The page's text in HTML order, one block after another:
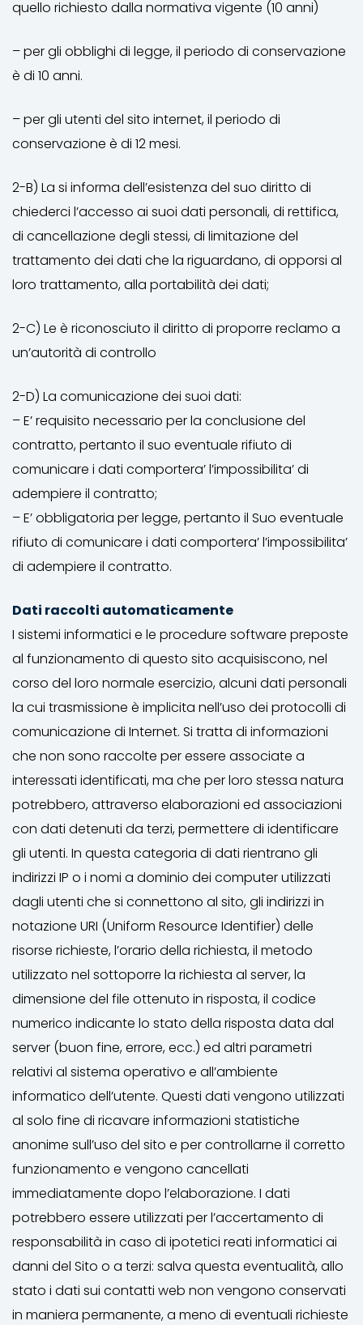
quello richiesto dalla normativa vigente (10 anni)
– per gli obblighi di legge, il periodo di conservazione
è di 10 anni.
– per gli utenti del sito internet, il periodo di
conservazione è di 12 mesi.
2-B) La si informa dell’esistenza del suo diritto di
chiederci l’accesso ai suoi dati personali, di rettifica,
di cancellazione degli stessi, di limitazione del
trattamento dei dati che la riguardano, di opporsi al
loro trattamento, alla portabilità dei dati;
2-C) Le è riconosciuto il diritto di proporre reclamo a
un’autorità di controllo
2-D) La comunicazione dei suoi dati:
– E’ requisito necessario per la conclusione del
contratto, pertanto il suo eventuale rifiuto di
comunicare i dati comportera’ l’impossibilita’ di
adempiere il contratto;
– E’ obbligatoria per legge, pertanto il Suo eventuale
rifiuto di comunicare i dati comportera’ l’impossibilita’
di adempiere il contratto.
Dati raccolti automaticamente
I sistemi informatici e le procedure software preposte
al funzionamento di questo sito acquisiscono, nel
corso del loro normale esercizio, alcuni dati personali
la cui trasmissione è implicita nell’uso dei protocolli di
comunicazione di Internet. Si tratta di informazioni
che non sono raccolte per essere associate a
interessati identificati, ma che per loro stessa natura
potrebbero, attraverso elaborazioni ed associazioni
con dati detenuti da terzi, permettere di identificare
gli utenti. In questa categoria di dati rientrano gli
indirizzi IP o i nomi a dominio dei computer utilizzati
dagli utenti che si connettono al sito, gli indirizzi in
notazione URI (Uniform Resource Identifier) delle
risorse richieste, l’orario della richiesta, il metodo
utilizzato nel sottoporre la richiesta al server, la
dimensione del file ottenuto in risposta, il codice
numerico indicante lo stato della risposta data dal
server (buon fine, errore, ecc.) ed altri parametri
relativi al sistema operativo e all’ambiente
informatico dell’utente. Questi dati vengono utilizzati
al solo fine di ricavare informazioni statistiche
anonime sull’uso del sito e per controllarne il corretto
funzionamento e vengono cancellati
immediatamente dopo l’elaborazione. I dati
potrebbero essere utilizzati per l’accertamento di
responsabilità in caso di ipotetici reati informatici ai
danni del Sito o a terzi: salva questa eventualità, allo
stato i dati sui contatti web non vengono conservati
in maniera permanente, a meno di eventuali richieste